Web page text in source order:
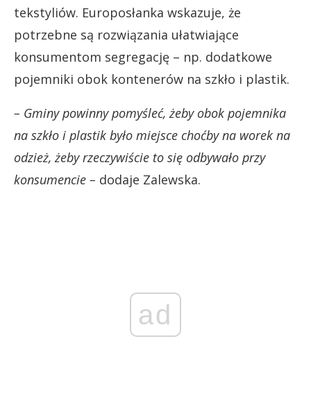
tekstyliów. Europosłanka wskazuje, że
potrzebne są rozwiązania ułatwiające
konsumentom segregację – np. dodatkowe
pojemniki obok kontenerów na szkło i plastik.
– Gminy powinny pomyśleć, żeby obok pojemnika
na szkło i plastik było miejsce choćby na worek na
odzież, żeby rzeczywiście to się odbywało przy
konsumencie – dodaje Zalewska.
ad